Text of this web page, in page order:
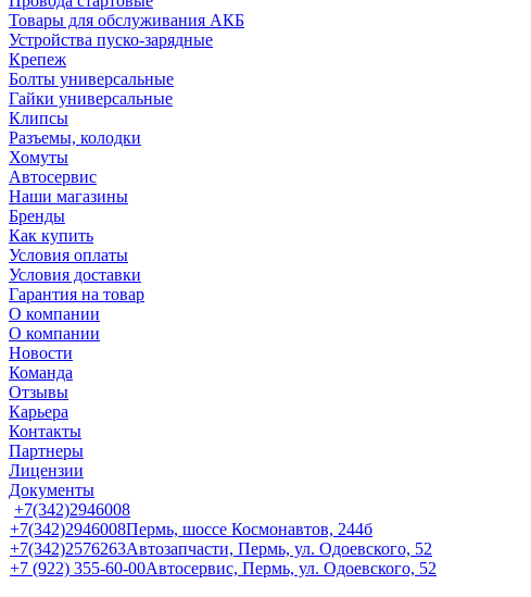
Товары для обслуживания АКБ
Устройства пуско-зарядные
Крепеж
Болты универсальные
Гайки универсальные
Клипсы
Разъемы, колодки
Хомуты
Автосервис
Наши магазины
Бренды
Как купить
Условия оплаты
Условия доставки
Гарантия на товар
О компании
О компании
Новости
Команда
Отзывы
Карьера
Контакты
Партнеры
Лицензии
Документы
+7(342)2946008
+7(342)2946008Пермь, шоссе Космонавтов, 244б
+7(342)2576263Автозапчасти, Пермь, ул. Одоевского, 52
+7 (922) 355-60-00Автосервис, Пермь, ул. Одоевского, 52